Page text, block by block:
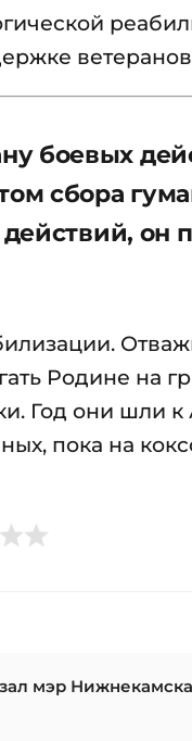
боевых
сбора
он
Родине на
Год они шли
пока на
мэр Нижнекамска